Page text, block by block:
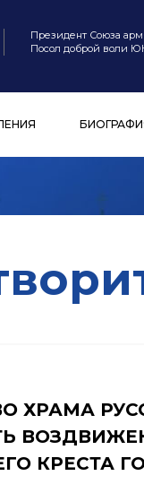
Президент Союза
Посол доброй воли
ХРАМА
КРЕСТА